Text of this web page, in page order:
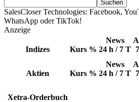
SalesCloser Technologies: Facebook,
WhatsApp oder TikTok!
Anzeige
Indizes Kurs %
News
24 h / 7 T
Aktien Kurs %
News
24 h / 7 T
Xetra-Orderbuch